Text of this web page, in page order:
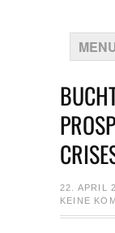
22. APRIL
KEINE